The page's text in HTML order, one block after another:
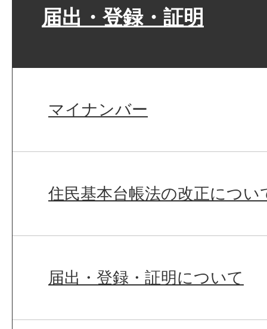
届出・登録・証明
マイナンバー
住民基本台帳法の改正につい
届出・登録・証明について